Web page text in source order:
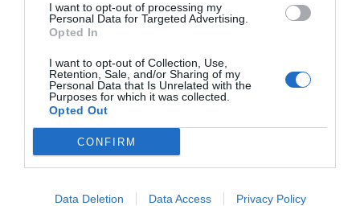
I want to opt-out of processing my
Personal Data for Targeted Advertising.
Opted In
I want to opt-out of Collection, Use,
Retention, Sale, and/or Sharing of my
Personal Data that Is Unrelated with the
Purposes for which it was collected.
Opted Out
CONFIRM
Data Deletion Data Access Privacy Policy